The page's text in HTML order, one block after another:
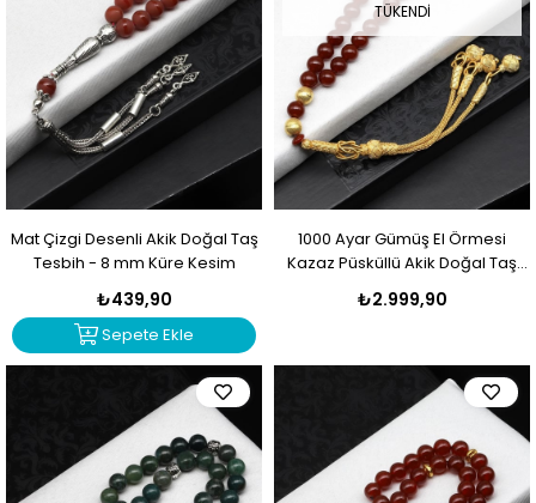
Mat Çizgi Desenli Akik Doğal Taş
Tesbih - 8 mm Küre Kesim
₺439,90
Sepete Ekle
TÜKENDI
1000 Ayar Gümüş El Örmesi
Kazaz Püsküllü Akik Doğal Taş
Küre Kesim Tesbih
₺2.999,90